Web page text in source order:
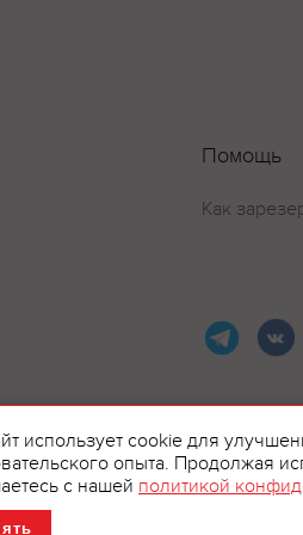
Помощь
Как
использует cookie для
опыта. Продолжая
с нашей политикой